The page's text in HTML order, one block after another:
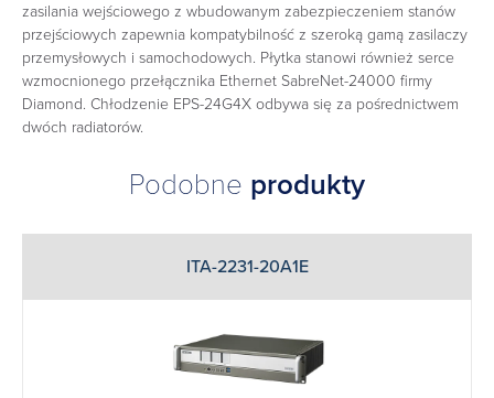
zasilania wejściowego z wbudowanym zabezpieczeniem stanów
przejściowych zapewnia kompatybilność z szeroką gamą zasilaczy
przemysłowych i samochodowych. Płytka stanowi również serce
wzmocnionego przełącznika Ethernet SabreNet-24000 firmy
Diamond. Chłodzenie EPS-24G4X odbywa się za pośrednictwem
dwóch radiatorów.
Podobne produkty
ITA-2231-20A1E